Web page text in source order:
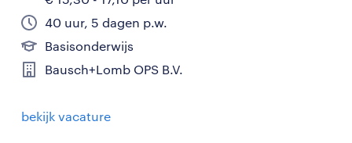
40 uur, 5 dagen p.w.
Basisonderwijs
Bausch+Lomb OPS B.V.
bekijk vacature